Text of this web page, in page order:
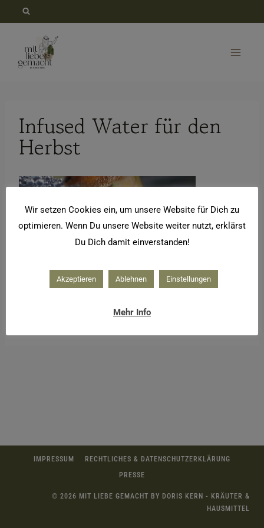
springen
Infused Water für den
Herbst
IMPRESSUM
RECHTLICHES & DATENSCHUTZERKLÄRUNG
PRESSE
© 2026 MIT LIEBE GEMACHT BY DORIS KERN - KRÄUTER &
HAUSMITTEL
Wir setzen Cookies ein, um unsere Website für Dich zu
optimieren. Wenn Du unsere Website weiter nutzt, erklärst
Du Dich damit einverstanden!
Akzeptieren Ablehnen Einstellungen
Mehr Info